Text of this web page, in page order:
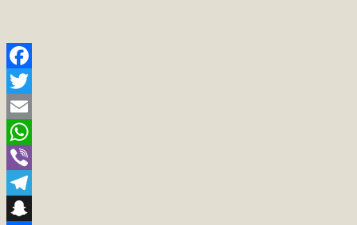
Facebook
Twitter
Email
WhatsApp
Viber
Telegram